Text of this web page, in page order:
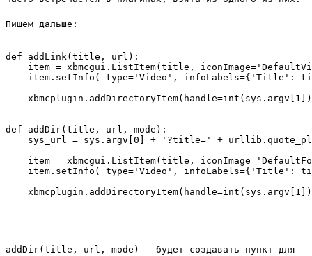
Пишем дальше:
def addLink(title, url):
item = xbmcgui.ListItem(title,
item.setInfo( type='Video', infoLabels={'Title':
def addDir(title, url, mode):
sys_url = sys.argv[0] + '?title=' +
item = xbmcgui.ListItem(title,
item.setInfo( type='Video', infoLabels={'Title':
addDir(title, url, mode)
– будет создавать пункт для